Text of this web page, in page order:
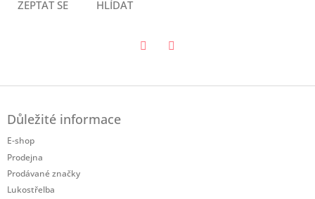
ZEPTAT SE HLÍDAT
Důležité informace
E-shop
Prodejna
Prodávané značky
Lukostřelba